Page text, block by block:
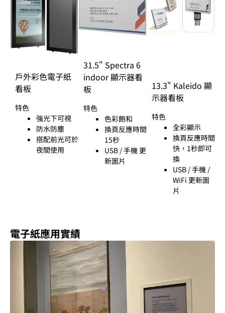
戶外彩色電子紙
看板
特色
強光下可視
防水防塵
搭配前光可於
夜間使用
31.5" Spectra 6
indoor 顯示器看
板
特色
色彩飽和
換頁反應時間
15秒
USB / 手機 更
新圖片
13.3" Kaleido 顯
示器看板
特色
全彩顯示
換頁反應時間
快，1秒即可
換
USB / 手機 /
WiFi 更新圖
片
電子紙應用實績